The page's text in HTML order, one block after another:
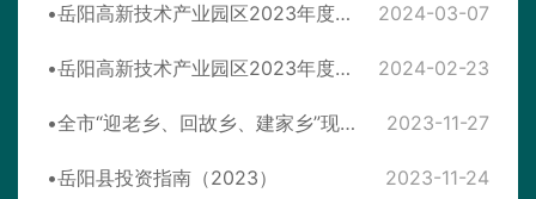
岳阳高新技术产业园区2023年度环保信用评价自查总结报告 2024-03-07
岳阳高新技术产业园区2023年度安全生产监督管理部工作情况汇报 2024-02-23
全市“迎老乡、回故乡、建家乡”现场推进会在岳阳县召开 2023-11-27
岳阳县投资指南（2023） 2023-11-24